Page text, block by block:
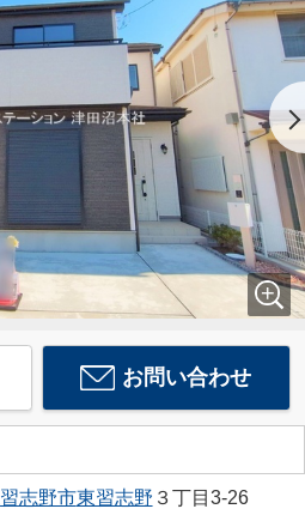
お問い合わせ
習志野市東習志野 ３丁目3-26